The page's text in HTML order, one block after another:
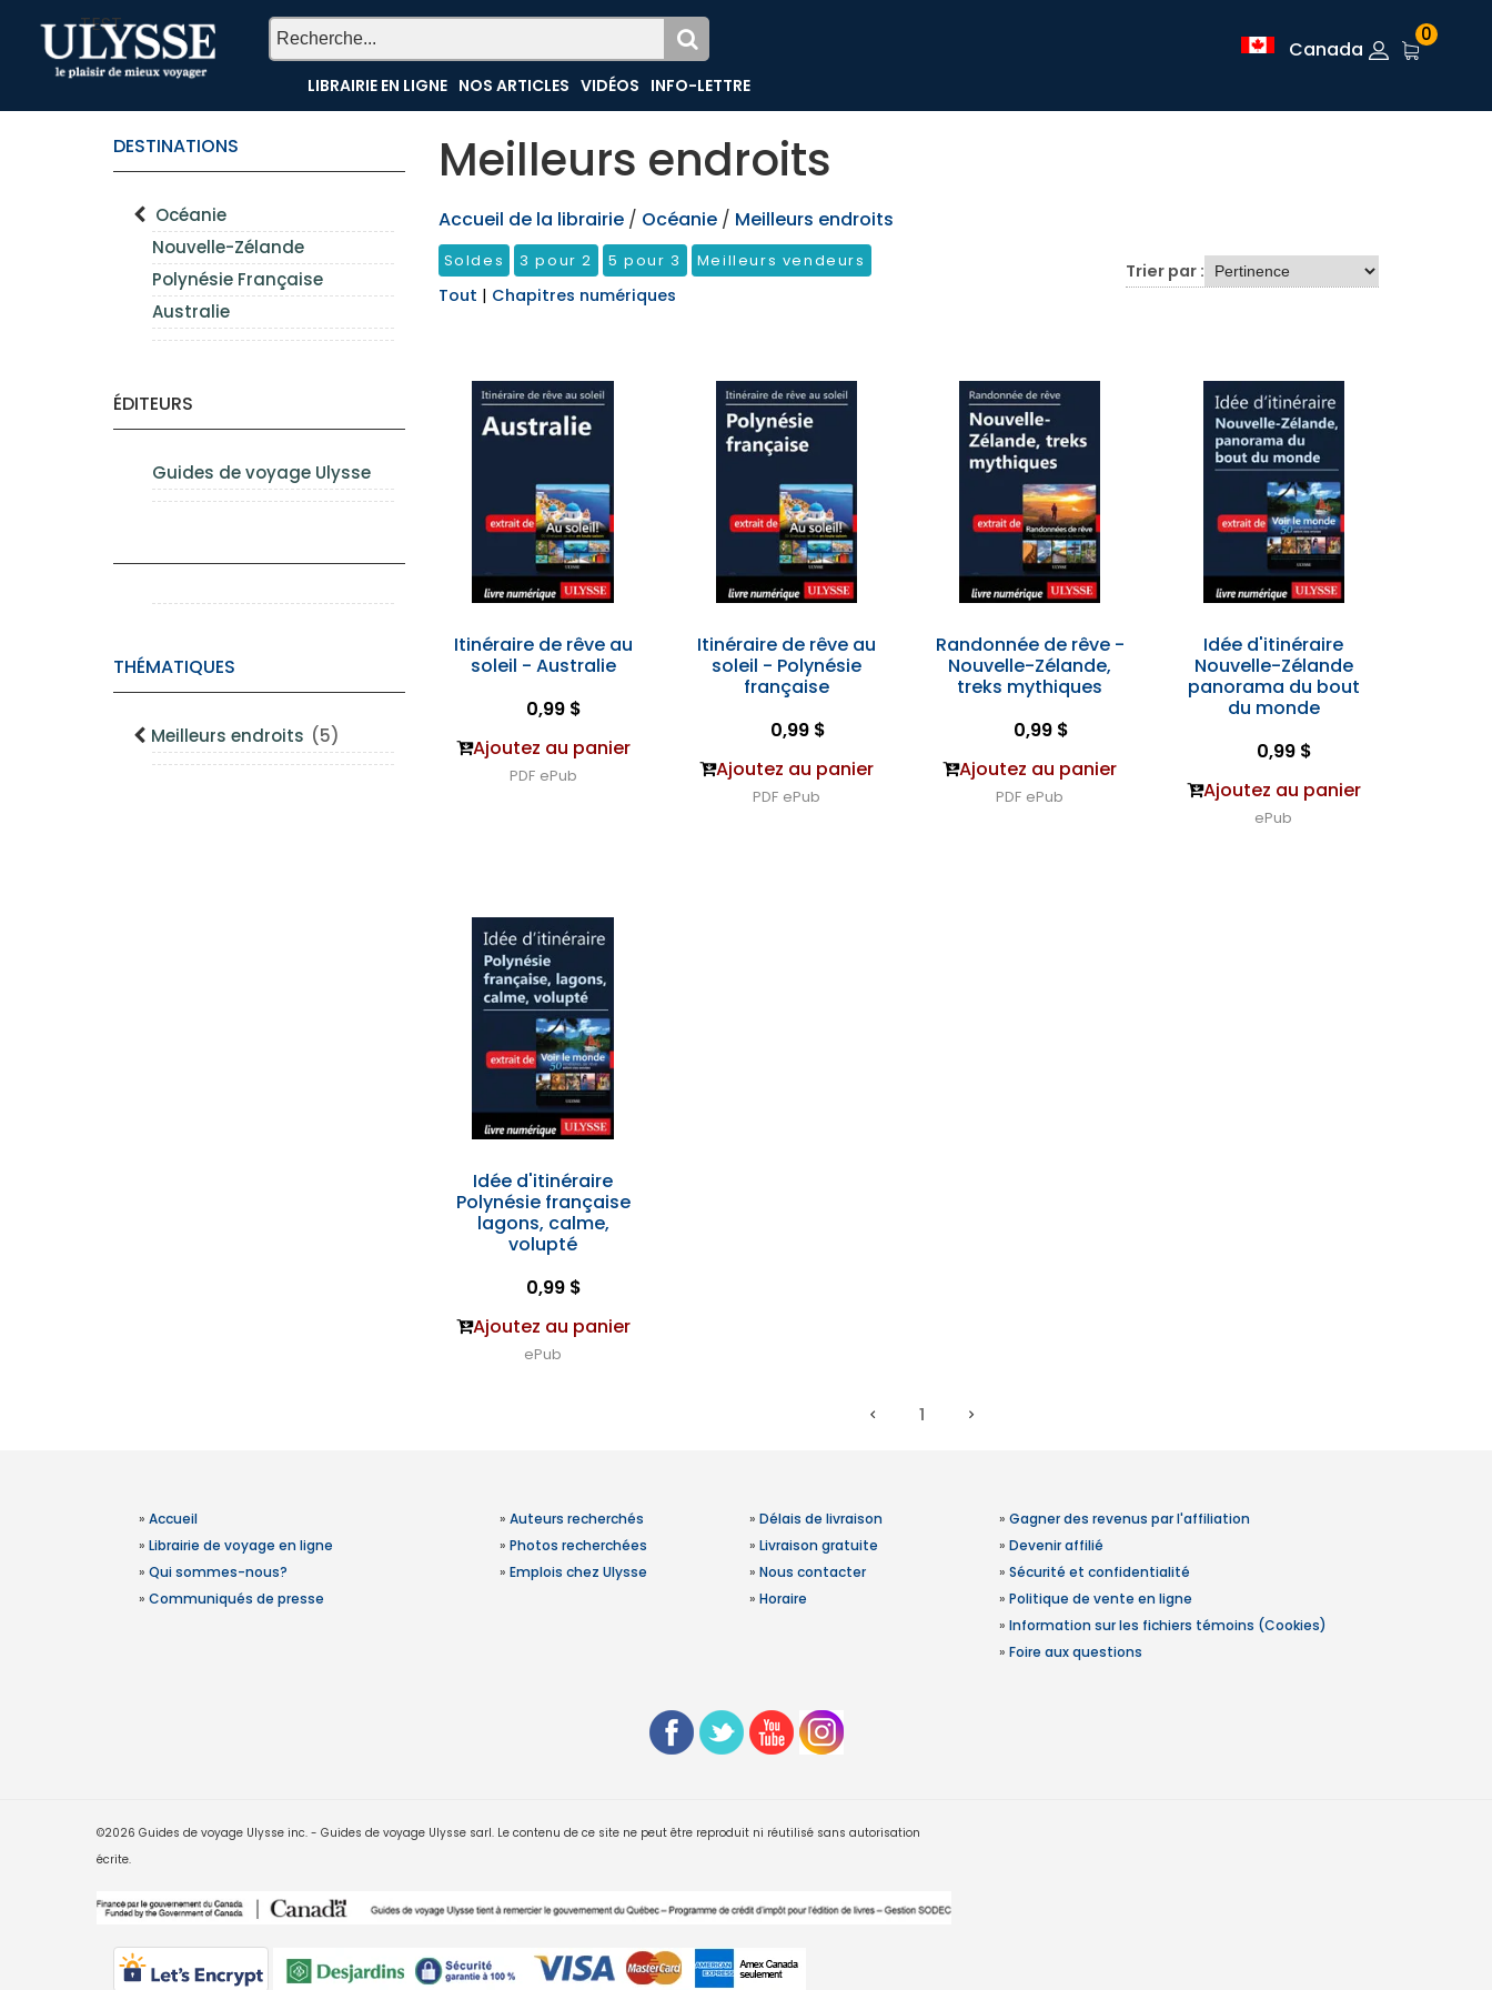
TEST
LIBRAIRIE EN LIGNE NOS ARTICLES VIDÉOS INFO-LETTRE
Canada
0
DESTINATIONS
Océanie
Nouvelle-Zélande
Polynésie Française
Australie
ÉDITEURS
Guides de voyage Ulysse
THÉMATIQUES
Meilleurs endroits (5)
Meilleurs endroits
Accueil de la librairie / Océanie / Meilleurs endroits
Soldes 3 pour 2 5 pour 3 Meilleurs vendeurs
Tout | Chapitres numériques
Trier par :
Itinéraire de rêve au
soleil - Australie
0,99 $
Ajoutez au panier
PDF ePub
Itinéraire de rêve au
soleil - Polynésie
française
0,99 $
Ajoutez au panier
PDF ePub
Randonnée de rêve -
Nouvelle-Zélande,
treks mythiques
0,99 $
Ajoutez au panier
PDF ePub
Idée d'itinéraire
Nouvelle-Zélande
panorama du bout
du monde
0,99 $
Ajoutez au panier
ePub
Idée d'itinéraire
Polynésie française
lagons, calme,
volupté
0,99 $
Ajoutez au panier
ePub
1
» Accueil
» Librairie de voyage en ligne
» Qui sommes-nous?
» Communiqués de presse
» Auteurs recherchés
» Photos recherchées
» Emplois chez Ulysse
» Délais de livraison
» Livraison gratuite
» Nous contacter
» Horaire
» Gagner des revenus par l'affiliation
» Devenir affilié
» Sécurité et confidentialité
» Politique de vente en ligne
» Information sur les fichiers témoins (Cookies)
» Foire aux questions
©2026 Guides de voyage Ulysse inc. - Guides de voyage Ulysse sarl. Le contenu de ce site ne peut être reproduit ni réutilisé sans autorisation
écrite.